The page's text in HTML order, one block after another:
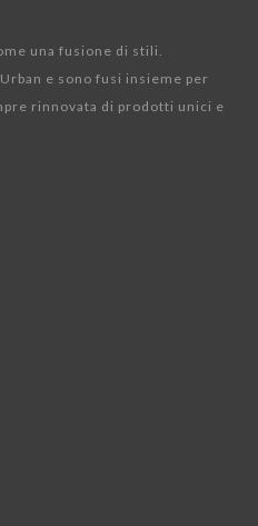
una fusione di stili.
e sono fusi insieme per
rinnovata di prodotti unici e